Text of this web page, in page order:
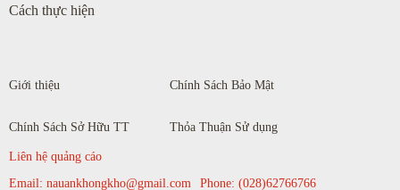
Cách nấu xôi sầu riêng bằng nồi cơm điện
Cách thực hiện
Giới thiệu Chính Sách Bảo Mật
Chính Sách Sở Hữu TT Thỏa Thuận Sử dụng
Liên hệ quảng cáo
Email: nauankhongkho@gmail.com Phone: (028)62766766